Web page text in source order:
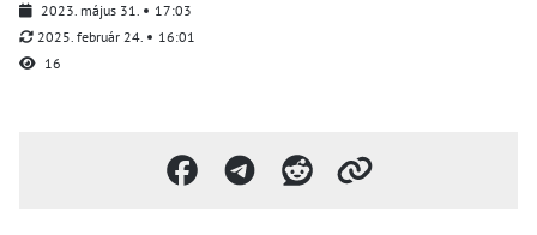
2023. május 31.
17:03
2025. február 24.
16:01
16